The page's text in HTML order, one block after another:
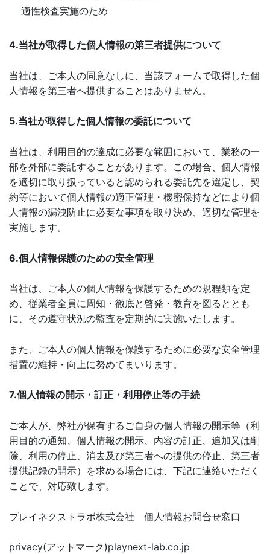
適性検査実施のため
4.当社が取得した個人情報の第三者提供について
当社は、ご本人の同意なしに、当該フォームで取得した個
人情報を第三者へ提供することはありません。
5.当社が取得した個人情報の委託について
当社は、利用目的の達成に必要な範囲において、業務の一
部を外部に委託することがあります。この場合、個人情報
を適切に取り扱っていると認められる委託先を選定し、契
約等において個人情報の適正管理・機密保持などにより個
人情報の漏洩防止に必要な事項を取り決め、適切な管理を
実施します。
6.個人情報保護のための安全管理
当社は、ご本人の個人情報を保護するための規程類を定
め、従業者全員に周知・徹底と啓発・教育を図るととも
に、その遵守状況の監査を定期的に実施いたします。
また、ご本人の個人情報を保護するために必要な安全管理
措置の維持・向上に努めてまいります。
7.個人情報の開示・訂正・利用停止等の手続
ご本人が、弊社が保有するご自身の個人情報の開示等（利
用目的の通知、個人情報の開示、内容の訂正、追加又は削
除、利用の停止、消去及び第三者への提供の停止、第三者
提供記録の開示）を求める場合には、下記に連絡いただく
ことで、対応致します。
プレイネクストラボ株式会社 個人情報お問合せ窓口
privacy(アットマーク)playnext-lab.co.jp